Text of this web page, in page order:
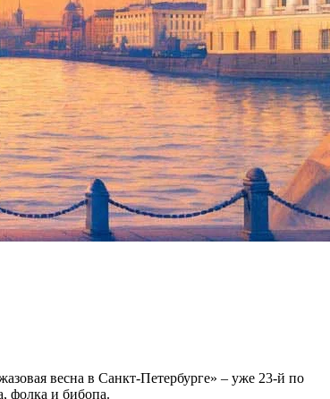
весна в Санкт-Петербурге» – уже 23-й по
фолка и бибопа.